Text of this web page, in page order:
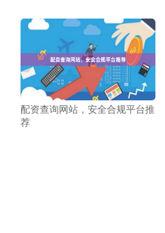
配资查询网站，安全合规平台推
荐